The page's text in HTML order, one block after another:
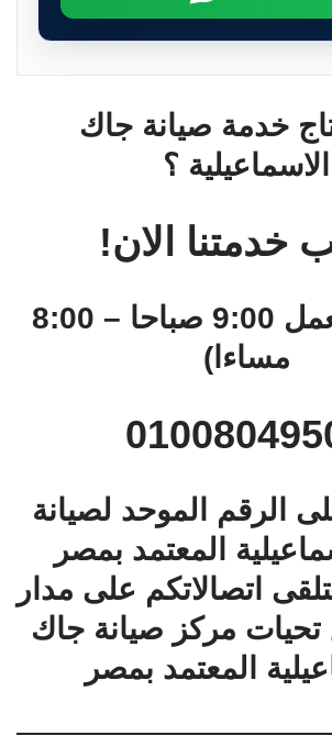
خدمة صيانة جاك
الاسماعيلية ؟
خدمتنا الان!
(مواعيد العمل 9:00 صباحا – 8:00
مساءا)
الرقم الموحد لصيانة
المعتمد بمصر
اتصالاتكم على مدار
تحيات مركز صيانة جاك
المعتمد بمصر